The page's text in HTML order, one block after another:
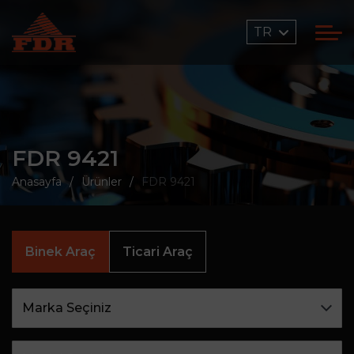
TR
FDR 9421
Anasayfa Ürünler FDR 9421
Binek Araç Ticari Araç